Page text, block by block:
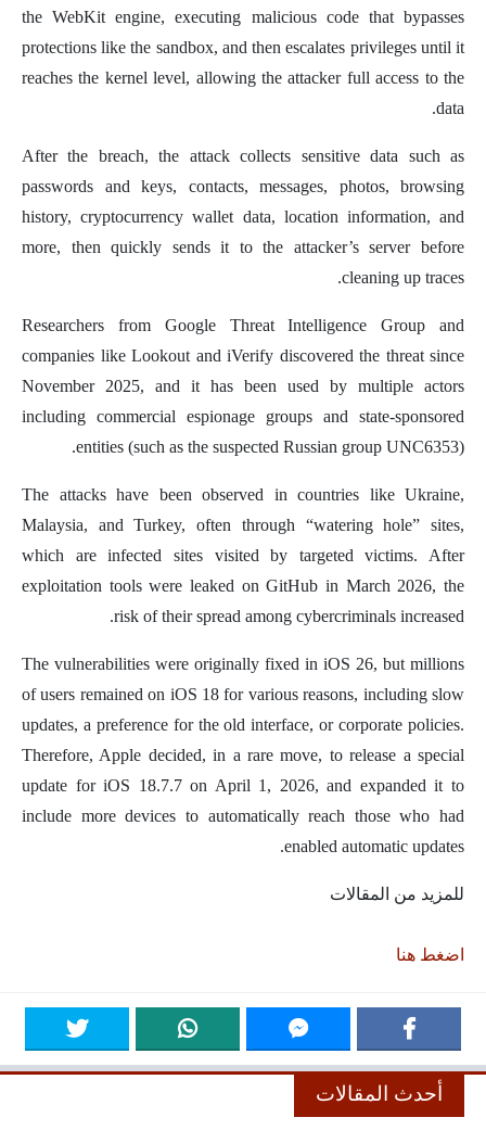
the WebKit engine, executing malicious code that bypasses
protections like the sandbox, and then escalates privileges until it
reaches the kernel level, allowing the attacker full access to the
data.
After the breach, the attack collects sensitive data such as
passwords and keys, contacts, messages, photos, browsing
history, cryptocurrency wallet data, location information, and
more, then quickly sends it to the attacker’s server before
cleaning up traces.
Researchers from Google Threat Intelligence Group and
companies like Lookout and iVerify discovered the threat since
November 2025, and it has been used by multiple actors
including commercial espionage groups and state-sponsored
entities (such as the suspected Russian group UNC6353).
The attacks have been observed in countries like Ukraine,
Malaysia, and Turkey, often through “watering hole” sites,
which are infected sites visited by targeted victims. After
exploitation tools were leaked on GitHub in March 2026, the
risk of their spread among cybercriminals increased.
The vulnerabilities were originally fixed in iOS 26, but millions
of users remained on iOS 18 for various reasons, including slow
updates, a preference for the old interface, or corporate policies.
Therefore, Apple decided, in a rare move, to release a special
update for iOS 18.7.7 on April 1, 2026, and expanded it to
include more devices to automatically reach those who had
enabled automatic updates.
للمزيد من المقالات
اضغط هنا
أحدث المقالات